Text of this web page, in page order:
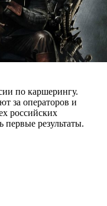
по каршерингу.
за операторов и
российских
результаты.